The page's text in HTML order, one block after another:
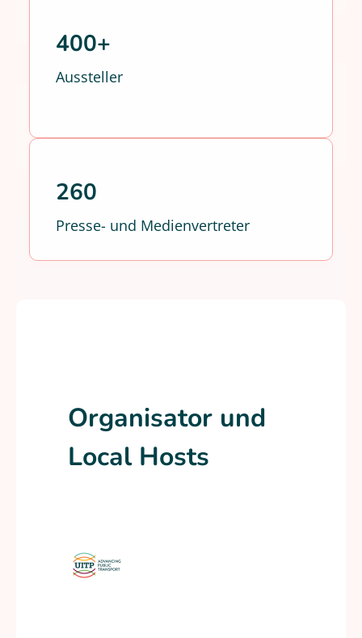
400+
Aussteller
260
Presse- und Medienvertreter
Organisator und
Local Hosts